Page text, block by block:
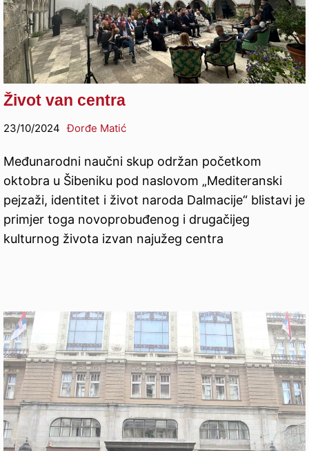
Život van centra
23/10/2024 Đorđe Matić
Međunarodni naučni skup održan početkom
oktobra u Šibeniku pod naslovom „Mediteranski
pejzaži, identitet i život naroda Dalmacije“ blistavi je
primjer toga novoprobuđenog i drugačijeg
kulturnog života izvan najužeg centra